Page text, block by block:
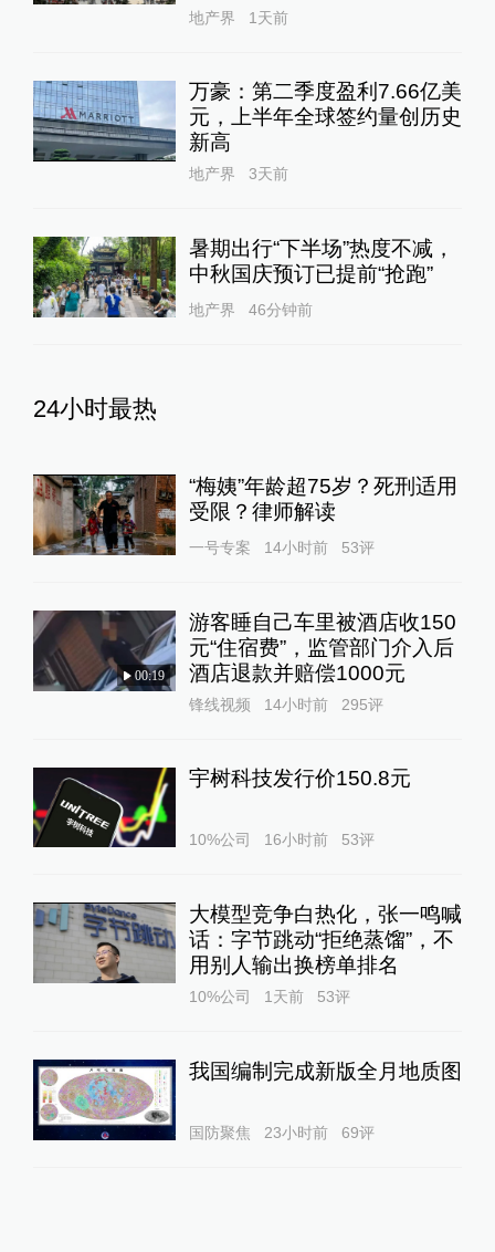
地产界 1天前
万豪：第二季度盈利7.66亿美
元，上半年全球签约量创历史
新高
地产界 3天前
暑期出行“下半场”热度不减，
中秋国庆预订已提前“抢跑”
地产界 46分钟前
24小时最热
“梅姨”年龄超75岁？死刑适用
受限？律师解读
一号专案 14小时前 53评
00:19
游客睡自己车里被酒店收150
元“住宿费”，监管部门介入后
酒店退款并赔偿1000元
锋线视频 14小时前 295评
宇树科技发行价150.8元
10%公司 16小时前 53评
大模型竞争白热化，张一鸣喊
话：字节跳动“拒绝蒸馏”，不
用别人输出换榜单排名
10%公司 1天前 53评
我国编制完成新版全月地质图
国防聚焦 23小时前 69评